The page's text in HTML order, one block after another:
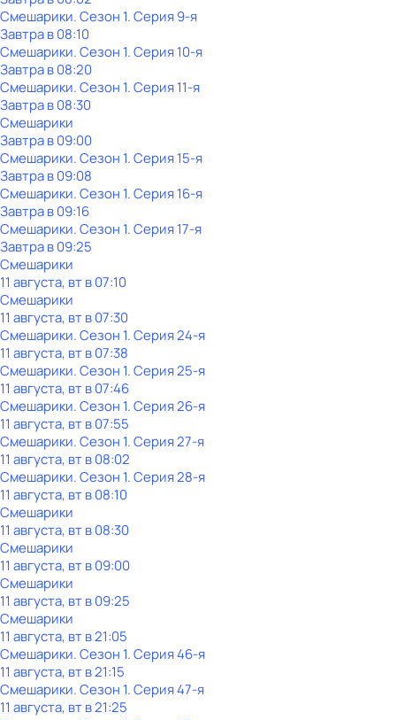
Смешарики. Сезон 1. Серия 9-я
Завтра в 08:10
Смешарики. Сезон 1. Серия 10-я
Завтра в 08:20
Смешарики. Сезон 1. Серия 11-я
Завтра в 08:30
Смешарики
Завтра в 09:00
Смешарики. Сезон 1. Серия 15-я
Завтра в 09:08
Смешарики. Сезон 1. Серия 16-я
Завтра в 09:16
Смешарики. Сезон 1. Серия 17-я
Завтра в 09:25
Смешарики
11 августа, вт в 07:10
Смешарики
11 августа, вт в 07:30
Смешарики. Сезон 1. Серия 24-я
11 августа, вт в 07:38
Смешарики. Сезон 1. Серия 25-я
11 августа, вт в 07:46
Смешарики. Сезон 1. Серия 26-я
11 августа, вт в 07:55
Смешарики. Сезон 1. Серия 27-я
11 августа, вт в 08:02
Смешарики. Сезон 1. Серия 28-я
11 августа, вт в 08:10
Смешарики
11 августа, вт в 08:30
Смешарики
11 августа, вт в 09:00
Смешарики
11 августа, вт в 09:25
Смешарики
11 августа, вт в 21:05
Смешарики. Сезон 1. Серия 46-я
11 августа, вт в 21:15
Смешарики. Сезон 1. Серия 47-я
11 августа, вт в 21:25